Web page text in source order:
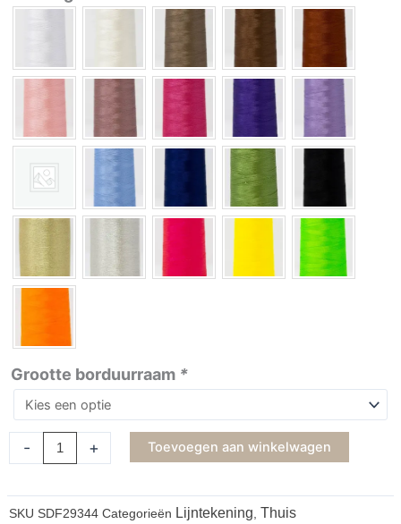
Grootte borduurraam *
- + Toevoegen aan winkelwagen
SKU SDF29344 Categorieën Lijntekening Thuis